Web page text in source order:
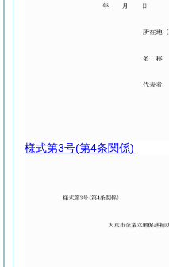
様式第3号(第4条関係)